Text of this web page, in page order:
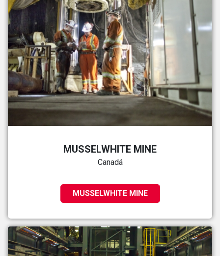
MUSSELWHITE MINE
Canadá
MUSSELWHITE MINE